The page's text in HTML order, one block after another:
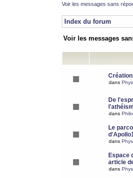
Voir les messages sans
Index du forum
Voir les messages
dans
De
dans
Le
dans
Espace
article
dans